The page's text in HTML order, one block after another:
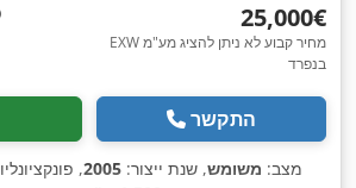
‏25,000 ‏€
EXW מחיר קבוע לא ניתן להציג מע"מ
בנפרד
התקשר
מצב: משומש, שנת ייצור: 2005
,